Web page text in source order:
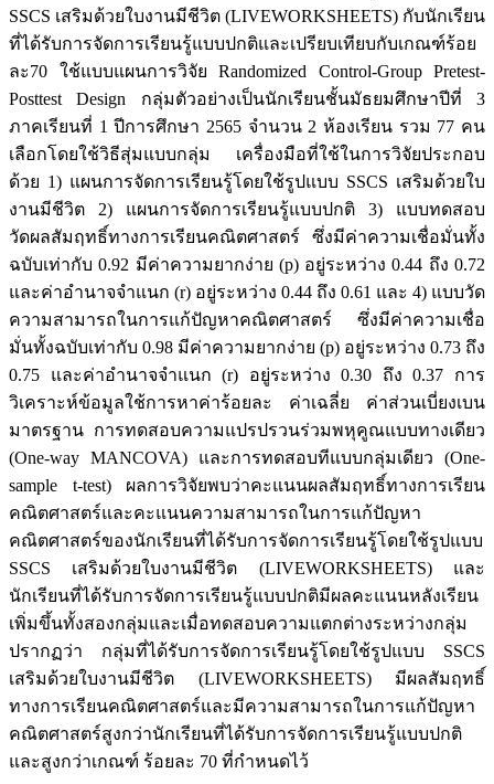
SSCS เสริมด้วยใบงานมีชีวิต (LIVEWORKSHEETS) กับนักเรียน
ที่ได้รับการจัดการเรียนรู้แบบปกติและเปรียบเทียบกับเกณฑ์ร้อย
ละ70 ใช้แบบแผนการวิจัย Randomized Control-Group Pretest-
Posttest Design กลุ่มตัวอย่างเป็นนักเรียนชั้นมัธยมศึกษาปีที่ 3
ภาคเรียนที่ 1 ปีการศึกษา 2565 จำนวน 2 ห้องเรียน รวม 77 คน
เลือกโดยใช้วิธีสุ่มแบบกลุ่ม เครื่องมือที่ใช้ในการวิจัยประกอบ
ด้วย 1) แผนการจัดการเรียนรู้โดยใช้รูปแบบ SSCS เสริมด้วยใบ
งานมีชีวิต 2) แผนการจัดการเรียนรู้แบบปกติ 3) แบบทดสอบ
วัดผลสัมฤทธิ์ทางการเรียนคณิตศาสตร์ ซึ่งมีค่าความเชื่อมั่นทั้ง
ฉบับเท่ากับ 0.92 มีค่าความยากง่าย (p) อยู่ระหว่าง 0.44 ถึง 0.72
และค่าอำนาจจำแนก (r) อยู่ระหว่าง 0.44 ถึง 0.61 และ 4) แบบวัด
ความสามารถในการแก้ปัญหาคณิตศาสตร์ ซึ่งมีค่าความเชื่อ
มั่นทั้งฉบับเท่ากับ 0.98 มีค่าความยากง่าย (p) อยู่ระหว่าง 0.73 ถึง
0.75 และค่าอำนาจจำแนก (r) อยู่ระหว่าง 0.30 ถึง 0.37 การ
วิเคราะห์ข้อมูลใช้การหาค่าร้อยละ ค่าเฉลี่ย ค่าส่วนเบี่ยงเบน
มาตรฐาน การทดสอบความแปรปรวนร่วมพหุคูณแบบทางเดียว
(One-way MANCOVA) และการทดสอบทีแบบกลุ่มเดียว (One-
sample t-test) ผลการวิจัยพบว่าคะแนนผลสัมฤทธิ์ทางการเรียน
คณิตศาสตร์และคะแนนความสามารถในการแก้ปัญหา
คณิตศาสตร์ของนักเรียนที่ได้รับการจัดการเรียนรู้โดยใช้รูปแบบ
SSCS เสริมด้วยใบงานมีชีวิต (LIVEWORKSHEETS) และ
นักเรียนที่ได้รับการจัดการเรียนรู้แบบปกติมีผลคะแนนหลังเรียน
เพิ่มขึ้นทั้งสองกลุ่มและเมื่อทดสอบความแตกต่างระหว่างกลุ่ม
ปรากฏว่า กลุ่มที่ได้รับการจัดการเรียนรู้โดยใช้รูปแบบ SSCS
เสริมด้วยใบงานมีชีวิต (LIVEWORKSHEETS) มีผลสัมฤทธิ์
ทางการเรียนคณิตศาสตร์และมีความสามารถในการแก้ปัญหา
คณิตศาสตร์สูงกว่านักเรียนที่ได้รับการจัดการเรียนรู้แบบปกติ
และสูงกว่าเกณฑ์ ร้อยละ 70 ที่กำหนดไว้